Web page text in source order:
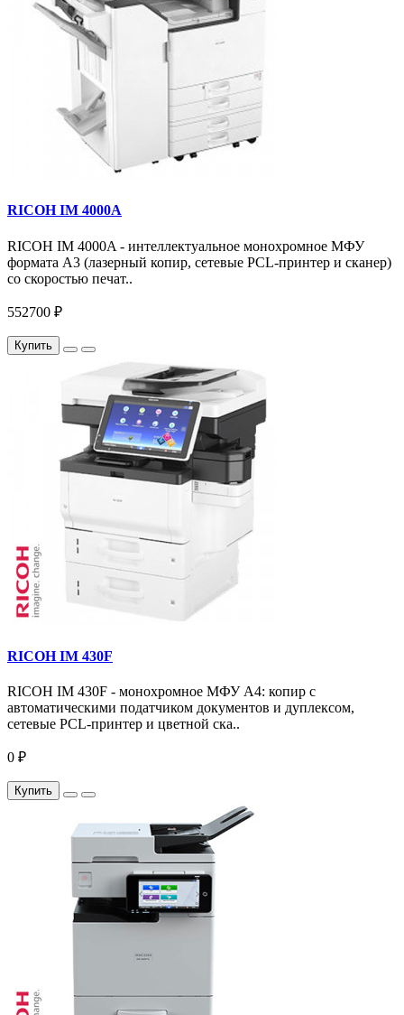
RICOH IM 4000A
RICOH IM 4000A - интеллектуальное монохромное МФУ
формата А3 (лазерный копир, сетевые PCL-принтер и сканер)
со скоростью печат..
552700 ₽
Купить
RICOH IM 430F
RICOH IM 430F - монохромное МФУ A4: копир с
автоматическими податчиком документов и дуплексом,
сетевые PCL-принтер и цветной ска..
0 ₽
Купить